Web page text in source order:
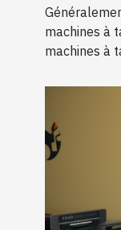
machines à
machines à